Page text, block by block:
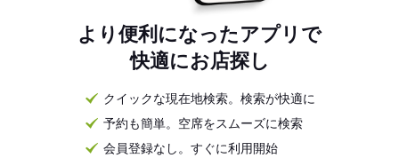
より便利になったアプリで
快適にお店探し
クイックな現在地検索。検索が快適に
予約も簡単。空席をスムーズに検索
会員登録なし。すぐに利用開始